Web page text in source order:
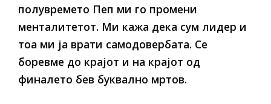
полувремето Пеп ми го промени
менталитетот. Ми кажа дека сум лидер и
тоа ми ја врати самодовербата. Се
боревме до крајот и на крајот од
финалето бев буквално мртов.